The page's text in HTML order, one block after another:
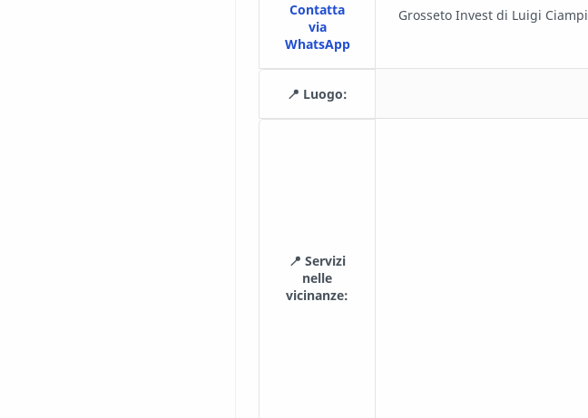
Contatta
via
WhatsApp
Grosseto Invest di Luigi Ciampi
📍 Luogo:
📍 Servizi
nelle
vicinanze: